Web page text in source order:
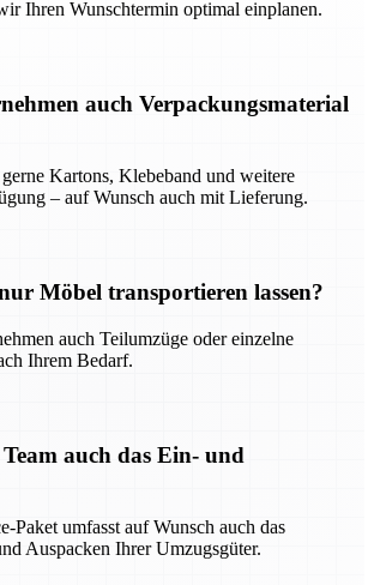
Ihren Wunschtermin optimal einplanen.
auch Verpackungsmaterial
Kartons, Klebeband und weitere
– auf Wunsch auch mit Lieferung.
Möbel transportieren lassen?
auch Teilumzüge oder einzelne
Ihrem Bedarf.
auch das Ein- und
Paket umfasst auf Wunsch auch das
Auspacken Ihrer Umzugsgüter.